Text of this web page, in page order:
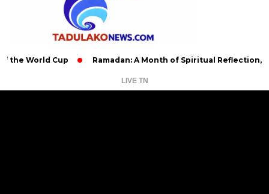
Cup Ramadan: A Month of Spiritual Reflection,
LIVE TN